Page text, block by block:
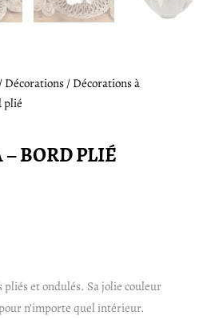
/ Décorations / Décorations à
plié
BORD PLIÉ
pliés et ondulés. Sa jolie couleur
n’importe quel intérieur.